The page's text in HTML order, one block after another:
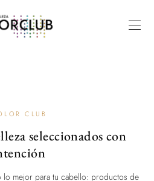
CLUB
seleccionados con
mejor para tu cabello: productos de